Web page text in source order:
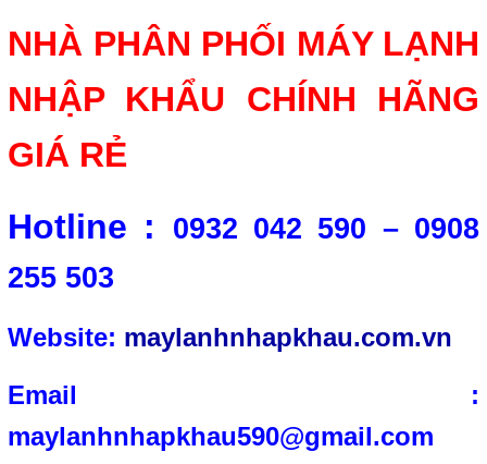
NHÀ PHÂN PHỐI MÁY LẠNH
NHẬP KHẨU CHÍNH HÃNG
GIÁ RẺ
Hotline :
0932 042 590 – 0908
255 503
Website: maylanhnhapkhau.com.vn
Email :
maylanhnhapkhau590@gmail.com